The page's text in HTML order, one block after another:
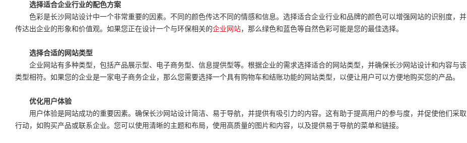
选择适合企业行业的配色方案
色彩是长沙网站设计中一个非常重要的因素。不同的颜色传达不同的情感和信息。选择适合企业行业和品牌的颜色可以增强网站的识别度，并
传达出企业的形象和价值观。如果您正在设计一个与环保相关的企业网站，那么绿色和蓝色等自然色彩可能是您的最佳选择。
选择合适的网站类型
企业网站有多种类型，包括产品展示型、电子商务型、信息提供型等。根据企业的需求选择适合的网站类型，并确保长沙网站设计和内容与该
类型相符。如果您的企业是一家电子商务企业，那么您需要选择一个具有购物车和结账功能的网站类型，以便让用户可以方便地购买您的产品。
优化用户体验
用户体验是网站成功的重要因素。确保长沙网站设计简洁、易于导航，并提供有吸引力的内容。这有助于提高用户的参与度，并促使他们采取
行动，如购买产品或联系企业。您可以使用清晰的主题和布局，使用高质量的图片和内容，以及提供易于导航的菜单和链接。